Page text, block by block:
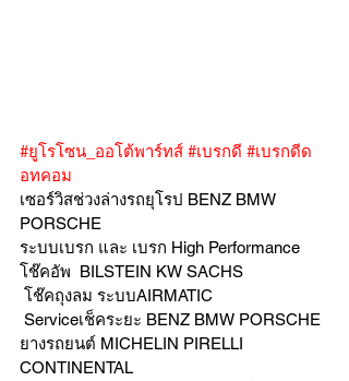
#ยูโรโซน_ออโต้พาร์ทส์ #เบรกดี #เบรกดีด
อทคอม
เซอร์วิสช่วงล่างรถยุโรป BENZ BMW
PORSCHE
ระบบเบรก และ เบรก High Performance
โช๊คอัพ  BILSTEIN KW SACHS
โช๊คถุงลม ระบบAIRMATIC
Serviceเช็คระยะ BENZ BMW PORSCHE
ยางรถยนต์ MICHELIN PIRELLI
CONTINENTAL